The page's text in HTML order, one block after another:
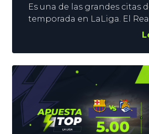
Es una de las grandes citas
temporada en LaLiga. El
alberga este sábado el
duelo parejo entre 2
construidos para atacar, y
sus filas jugadores de gran
YoSports queremos que los
a las apuestas deportivas